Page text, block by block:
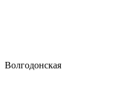
Волгодонская